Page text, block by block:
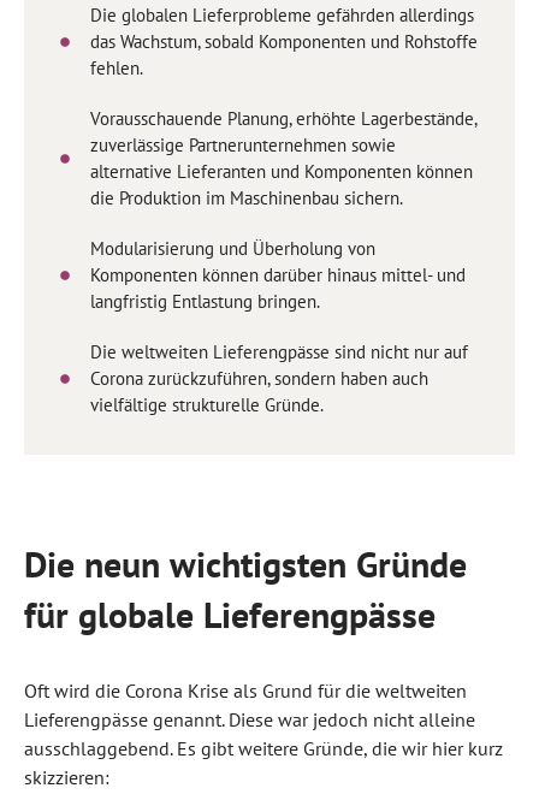
Die globalen Lieferprobleme gefährden allerdings
das Wachstum, sobald Komponenten und Rohstoffe
fehlen.
Vorausschauende Planung, erhöhte Lagerbestände,
zuverlässige Partnerunternehmen sowie
alternative Lieferanten und Komponenten können
die Produktion im Maschinenbau sichern.
Modularisierung und Überholung von
Komponenten können darüber hinaus mittel- und
langfristig Entlastung bringen.
Die weltweiten Lieferengpässe sind nicht nur auf
Corona zurückzuführen, sondern haben auch
vielfältige strukturelle Gründe.
Die neun wichtigsten Gründe
für globale Lieferengpässe
Oft wird die Corona Krise als Grund für die weltweiten
Lieferengpässe genannt. Diese war jedoch nicht alleine
ausschlaggebend. Es gibt weitere Gründe, die wir hier kurz
skizzieren: